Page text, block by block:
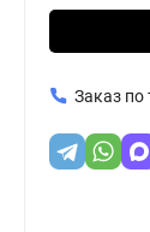
Заказ по